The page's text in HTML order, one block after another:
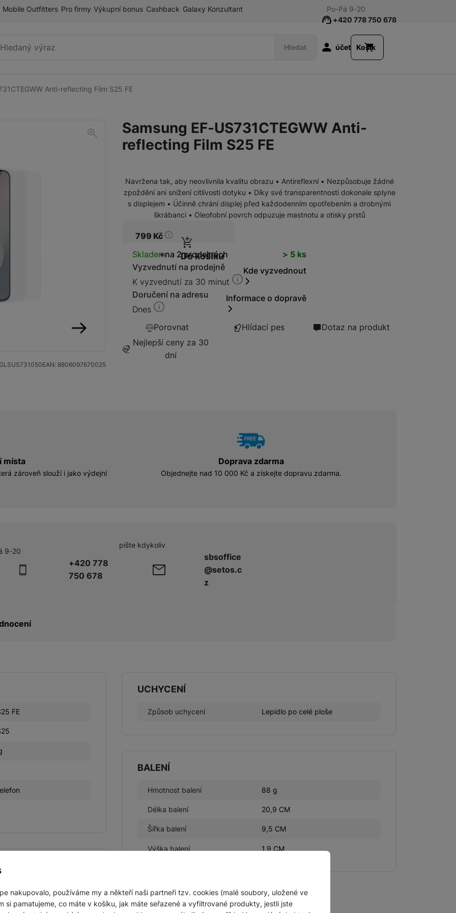
nakupovalo, používáme my a někteří naši partneři tzv. cookies (malé soubory, uložené ve
si pamatujeme, co máte v košíku, jak máte seřazené a vyfiltrované produkty, jestli jste
Mobile Outfitters Pro firmy Výkupní bonus Cashback Galaxy Konzultant
Vyhledávání Hledat
Příslušenství k mobilnímu
Fólie a tvrzená skla Klávesnice
Příslušenství k chytrým
Nabíječky k chytrým hodinkám Nabíječky
Síťové nabíječky
Bezdrátové nabíječky
Kabely a redukce
Flash disky a SSD disky
+420 778 750 678
Po-Pá 9-20
Uživatelská
účet Košík
Anti-reflecting Film S25 FE
Samsung EF-US731CTEGWW Anti-
reflecting Film S25 FE
Navržena tak, aby neovlivnila kvalitu obrazu • Antireflexní • Nezpůsobuje žádné
zpoždění ani snížení citlivosti dotyku • Díky své transparentnosti dokonale splyne
s displejem • Účinně chrání displej před každodenním opotřebením a drobnými
škrábanci • Oleofobní povrch odpuzuje mastnotu a otisky prstů
799 Kč
Do košíku
Dostupnost
Sklademna 2 prodejnách
> 5 ks
Vyzvednutí na prodejně
K vyzvednutí za 30 minut
Kde vyzvednout
Doručení na adresu
Dnes
Informace o dopravě
Porovnat Hlídací pes
Dotaz na produkt
Nejlepší ceny za 30
dní
EAN: 8806097670025
místa
zároveň slouží i jako výdejní
Doprava zdarma
Objednejte nad 10 000 Kč a získejte dopravu zdarma.
9-20
+420 778
750 678
pište kdykoliv
sbsoffice
@setos.c
z
FE
UCHYCENÍ
Způsob uchycení Lepidlo po celé ploše
BALENÍ
Hmotnost balení 88 g
Délka balení 20,9 CM
Šířka balení 9,5 CM
Výška balení 1,9 CM